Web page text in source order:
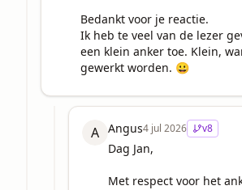
Bedankt voor je reactie.
Ik heb te veel van de lezer
een klein anker toe. Klein,
gewerkt worden. 😀
A Angus4 jul 2026 v8
Dag Jan,
Met respect voor het